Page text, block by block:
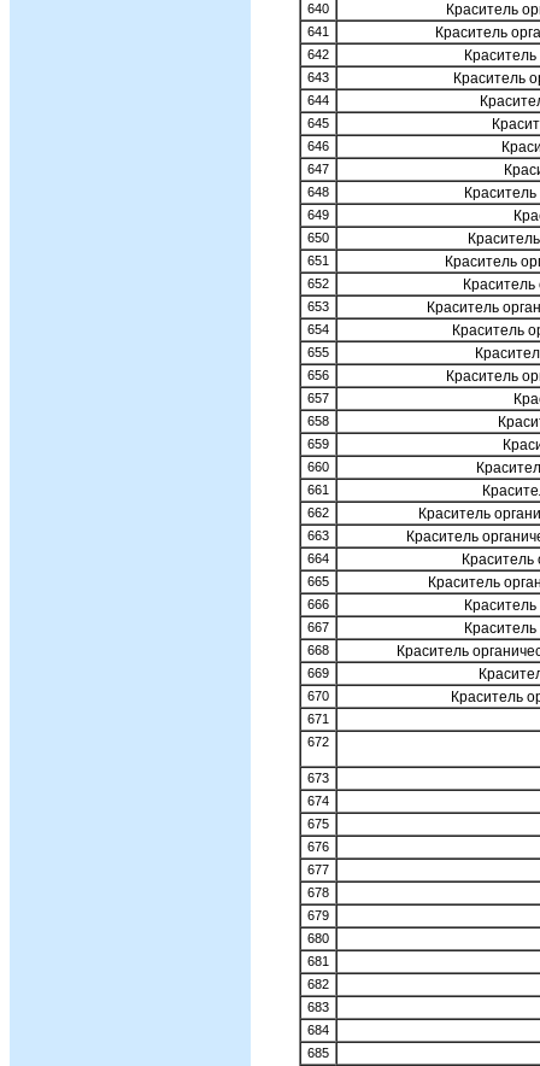
640 Краситель
641 Краситель
642
643 Краситель
644
645
646
647
648
649
650
651 Краситель
652 Краситель
653 Краситель
654 Краситель
655
656 Краситель
657
658
659
660
661
662 Краситель
663 Краситель
664 Краситель
665 Краситель
666
667
668 Краситель
669
670 Краситель
671
672
673
674
675
676
677
678
679
680
681
682
683
684
685